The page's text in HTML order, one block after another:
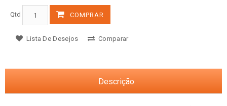
Qtd COMPRAR
Lista De Desejos Comparar
Descrição